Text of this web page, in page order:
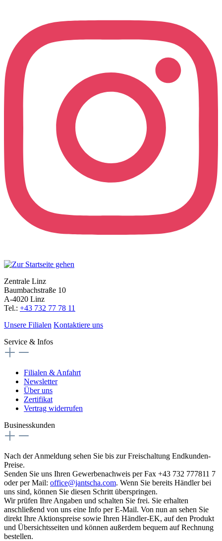
Zentrale Linz
Baumbachstraße 10
A-4020 Linz
Tel.: +43 732 77 78 11
Unsere Filialen Kontaktiere uns
Service & Infos
Filialen & Anfahrt
Newsletter
Über uns
Zertifikat
Vertrag widerrufen
Businesskunden
Nach der Anmeldung sehen Sie bis zur Freischaltung Endkunden-
Preise.
Senden Sie uns Ihren Gewerbenachweis per Fax +43 732 777811 7
oder per Mail: office@jantscha.com. Wenn Sie bereits Händler bei
uns sind, können Sie diesen Schritt überspringen.
Wir prüfen Ihre Angaben und schalten Sie frei. Sie erhalten
anschließend von uns eine Info per E-Mail. Von nun an sehen Sie
direkt Ihre Aktionspreise sowie Ihren Händler-EK, auf den Produkt
und Übersichtsseiten und können außerdem bequem auf Rechnung
bestellen.